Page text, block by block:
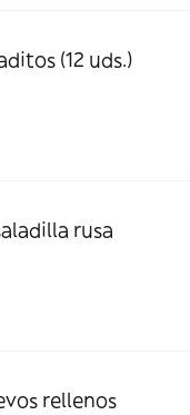
(12 uds.)
rusa
rellenos